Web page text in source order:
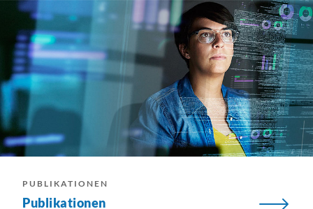
PUBLIKATIONEN
Publikationen